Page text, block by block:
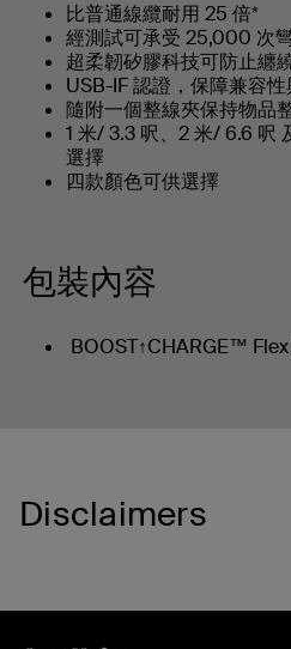
比普通線纜耐用 25 倍*
經測試可承受 25,000 次
超柔韌矽膠科技可防止纏
USB-IF 認證，保障兼容
隨附一個整線夾保持物品
1 米/ 3.3 呎、2 米/ 6.6 呎
選擇
四款顏色可供選擇
包裝內容
BOOST↑CHARGE™
Disclaimers